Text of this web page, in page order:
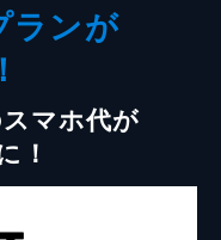
ランが
マホ代が
！